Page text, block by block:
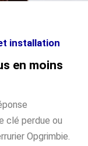
installation
en moins
clé perdue ou
Opgrimbie.